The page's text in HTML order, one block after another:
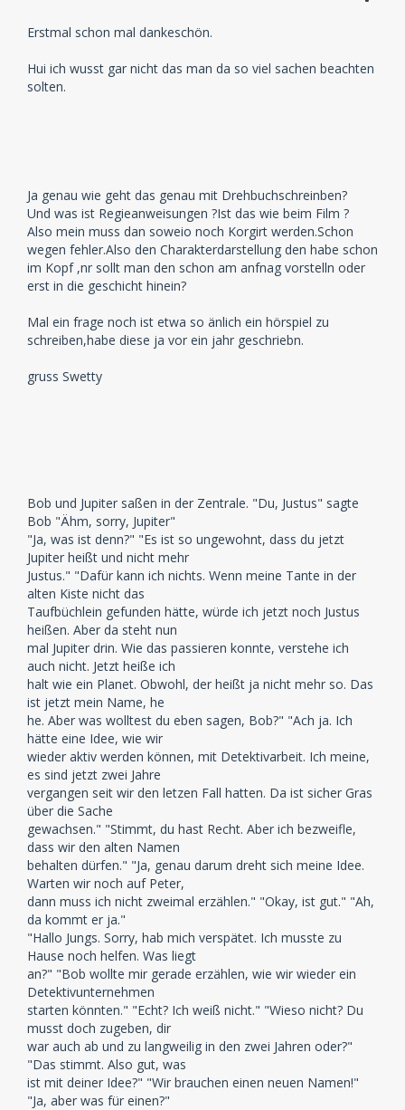
Erstmal schon mal dankeschön.
Hui ich wusst gar nicht das man da so viel sachen beachten
solten.
Ja genau wie geht das genau mit Drehbuchschreinben?
Und was ist Regieanweisungen ?Ist das wie beim Film ?
Also mein muss dan soweio noch Korgirt werden.Schon
wegen fehler.Also den Charakterdarstellung den habe schon
im Kopf ,nr sollt man den schon am anfnag vorstelln oder
erst in die geschicht hinein?
Mal ein frage noch ist etwa so änlich ein hörspiel zu
schreiben,habe diese ja vor ein jahr geschriebn.
gruss Swetty
Bob und Jupiter saßen in der Zentrale. "Du, Justus" sagte
Bob "Ähm, sorry, Jupiter"
"Ja, was ist denn?" "Es ist so ungewohnt, dass du jetzt
Jupiter heißt und nicht mehr
Justus." "Dafür kann ich nichts. Wenn meine Tante in der
alten Kiste nicht das
Taufbüchlein gefunden hätte, würde ich jetzt noch Justus
heißen. Aber da steht nun
mal Jupiter drin. Wie das passieren konnte, verstehe ich
auch nicht. Jetzt heiße ich
halt wie ein Planet. Obwohl, der heißt ja nicht mehr so. Das
ist jetzt mein Name, he
he. Aber was wolltest du eben sagen, Bob?" "Ach ja. Ich
hätte eine Idee, wie wir
wieder aktiv werden können, mit Detektivarbeit. Ich meine,
es sind jetzt zwei Jahre
vergangen seit wir den letzen Fall hatten. Da ist sicher Gras
über die Sache
gewachsen." "Stimmt, du hast Recht. Aber ich bezweifle,
dass wir den alten Namen
behalten dürfen." "Ja, genau darum dreht sich meine Idee.
Warten wir noch auf Peter,
dann muss ich nicht zweimal erzählen." "Okay, ist gut." "Ah,
da kommt er ja."
"Hallo Jungs. Sorry, hab mich verspätet. Ich musste zu
Hause noch helfen. Was liegt
an?" "Bob wollte mir gerade erzählen, wie wir wieder ein
Detektivunternehmen
starten könnten." "Echt? Ich weiß nicht." "Wieso nicht? Du
musst doch zugeben, dir
war auch ab und zu langweilig in den zwei Jahren oder?"
"Das stimmt. Also gut, was
ist mit deiner Idee?" "Wir brauchen einen neuen Namen!"
"Ja, aber was für einen?"